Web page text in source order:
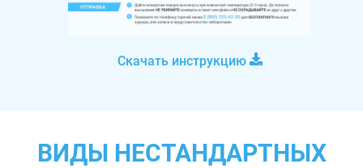
Скачать инструкцию
ВИДЫ НЕСТАНДАРТНЫХ